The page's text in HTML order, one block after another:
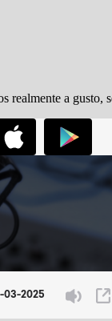
realmente a